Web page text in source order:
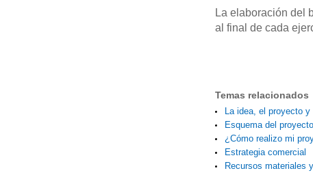
La elaboración del
al final de cada
Temas relacionados
La idea, el proyecto y
Esquema del
¿Cómo realizo mi
Estrategia comercial
Recursos materiales